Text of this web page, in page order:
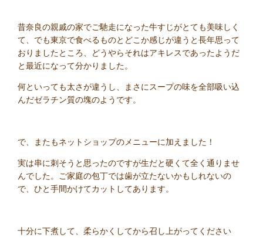
昔奈良の親戚の家でご馳走になった牛すじがとても美味しく
て、でも東京で食べるものとどこか感じが違うと長年思って
おりましたところ、どうやらそれはアキレスであったようだ
と最近になって分かりました。
何といっても太さが違うし、まさにスープの味を全部吸い込
んだゼラチン質の塊のようです。
で、またもネットショップのメニューに加えました！
実は串に刺そうと思ったのですが生だと硬くて全く通りませ
んでした。ご家庭の包丁では歯が立たないかもしれないの
で、ひと手間かけてカットしてあります。
十分に下煮して、柔らかくしてから召し上がってください